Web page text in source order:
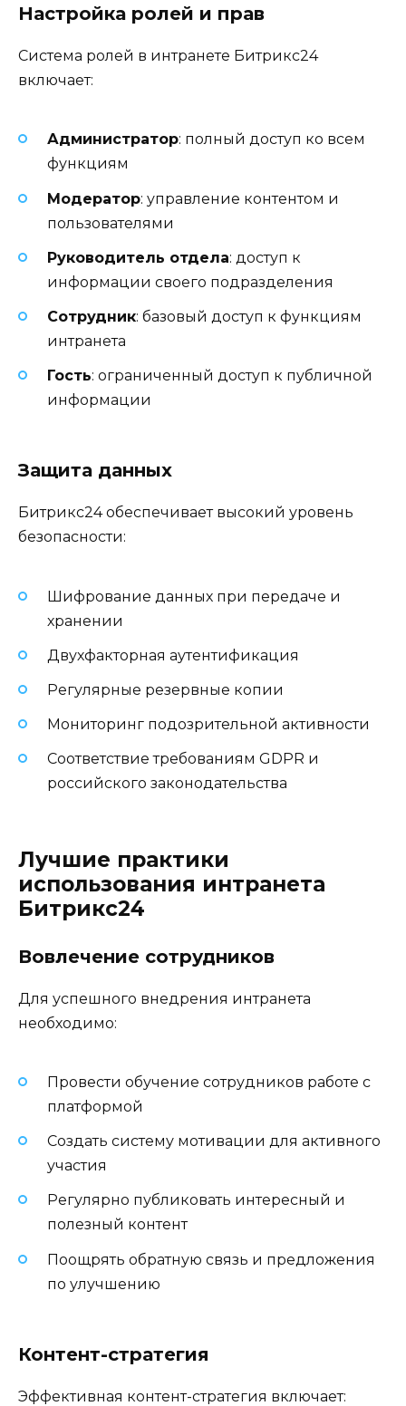
Настройка ролей и прав
Система ролей в интранете Битрикс24
включает:
Администратор: полный доступ ко всем
функциям
Модератор: управление контентом и
пользователями
Руководитель отдела: доступ к
информации своего подразделения
Сотрудник: базовый доступ к функциям
интранета
Гость: ограниченный доступ к публичной
информации
Защита данных
Битрикс24 обеспечивает высокий уровень
безопасности:
Шифрование данных при передаче и
хранении
Двухфакторная аутентификация
Регулярные резервные копии
Мониторинг подозрительной активности
Соответствие требованиям GDPR и
российского законодательства
Лучшие практики
использования интранета
Битрикс24
Вовлечение сотрудников
Для успешного внедрения интранета
необходимо:
Провести обучение сотрудников работе с
платформой
Создать систему мотивации для активного
участия
Регулярно публиковать интересный и
полезный контент
Поощрять обратную связь и предложения
по улучшению
Контент-стратегия
Эффективная контент-стратегия включает: